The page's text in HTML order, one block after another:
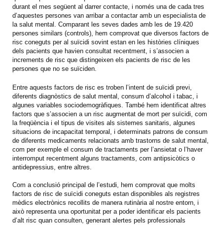
durant el mes següent al darrer contacte, i només una de cada tres
d’aquestes persones van arribar a contactar amb un especialista de
la salut mental. Comparant les seves dades amb les de 19.420
persones similars (controls), hem comprovat que diversos factors de
risc coneguts per al suïcidi sovint estan en les històries clíniques
dels pacients que havien consultat recentment, i s’associen a
increments de risc que distingeixen els pacients de risc de les
persones que no se suïciden.
Entre aquests factors de risc es troben l’intent de suïcidi previ,
diferents diagnòstics de salut mental, consum d’alcohol i tabac, i
algunes variables sociodemogràfiques. També hem identificat altres
factors que s’associen a un risc augmentat de mort per suïcidi, com
la freqüència i el tipus de visites als sistemes sanitaris, algunes
situacions de incapacitat temporal, i determinats patrons de consum
de diferents medicaments relacionats amb trastorns de salut mental,
com per exemple el consum de tractaments per l’ansietat o l’haver
interromput recentment alguns tractaments, com antipsicòtics o
antidepressius, entre altres.
Com a conclusió principal de l’estudi, hem comprovat que molts
factors de risc de suïcidi coneguts estan disponibles als registres
mèdics electrònics recollits de manera rutinària al nostre entorn, i
això representa una oportunitat per a poder identificar els pacients
d’alt risc quan consulten, generant alertes pels professionals